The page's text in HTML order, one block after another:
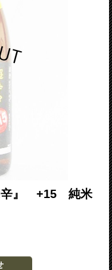
辛』 +15 純米